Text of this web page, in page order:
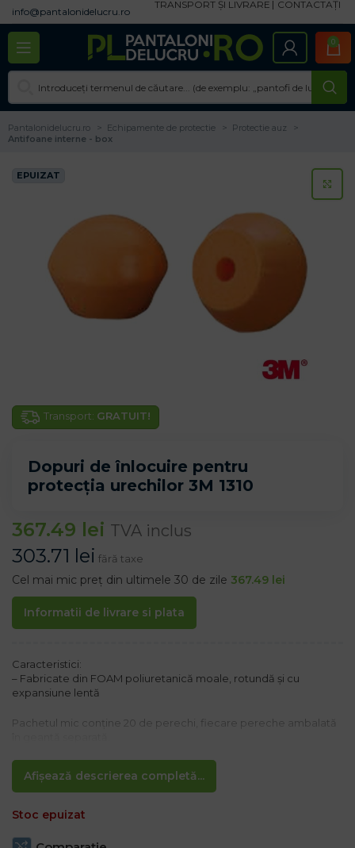
info@pantalonidelucru.ro
TRANSPORT ȘI LIVRARE CONTACTAȚI
0
Pantalonidelucru.ro Echipamente de protectie
Protectie auz
Antifoane interne - box
EPUIZAT
Dopuri de înlocuire pentru
protecția urechilor 3M 1310
Transport: GRATUIT!
367.49 lei TVA inclus
303.71 lei fără taxe
Cel mai mic preț din ultimele 30 de zile 367.49 lei
Informatii de livrare si plata
Afișează descrierea completă...
Caracteristici:
– Fabricate din FOAM poliuretanică moale, rotundă și cu
expansiune lentă
Pachetul mic conține 20 de perechi, fiecare pereche ambalată
Stoc epuizat